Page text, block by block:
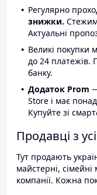
Регулярно
знижки.
Актуальні
Великі покупки
до 24 платежів.
банку.
Додаток Prom
Store і має
Купуйте зі
Продавці з
Тут продають
майстерні,
компанії. Кожна